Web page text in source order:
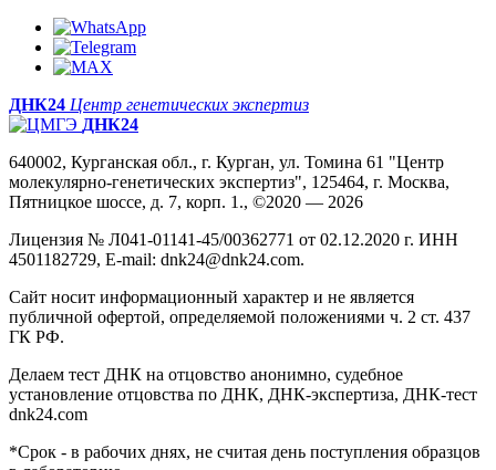
ДНК24 Центр генетических экспертиз
ДНК24
640002, Курганская обл., г. Курган, ул. Томина 61 "Центр
молекулярно-генетических экспертиз", 125464, г. Москва,
Пятницкое шоссе, д. 7, корп. 1., ©2020 — 2026
Лицензия № Л041-01141-45/00362771 от 02.12.2020 г. ИНН
4501182729, E-mail: dnk24@dnk24.com.
Сайт носит информационный характер и не является
публичной офертой, определяемой положениями ч. 2 ст. 437
ГК РФ.
Делаем тест ДНК на отцовство анонимно, судебное
установление отцовства по ДНК, ДНК-экспертиза, ДНК-тест
dnk24.com
*Срок - в рабочих днях, не считая день поступления образцов